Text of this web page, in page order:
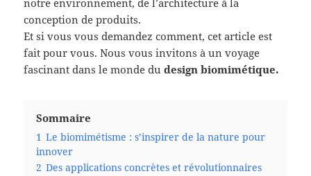
conception de produits.
Et si vous vous demandez comment, cet article est
fait pour vous. Nous vous invitons à un voyage
fascinant dans le monde dudesign biomimétique.
Sommaire
1 Le biomimétisme : s’inspirer de la nature pour
innover
2 Des applications concrètes et révolutionnaires